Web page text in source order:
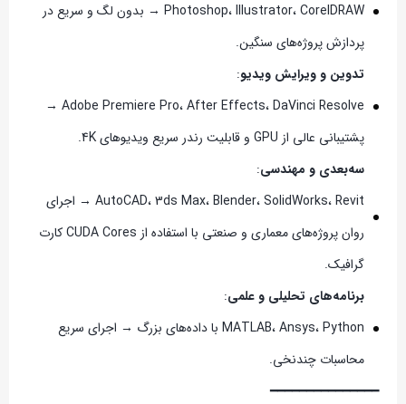
Photoshop، Illustrator، CorelDRAW → بدون لگ و سریع در
پردازش پروژه‌های سنگین.
تدوین و ویرایش ویدیو:
Adobe Premiere Pro، After Effects، DaVinci Resolve →
پشتیبانی عالی از GPU و قابلیت رندر سریع ویدیوهای 4K.
سه‌بعدی و مهندسی:
AutoCAD، 3ds Max، Blender، SolidWorks، Revit → اجرای
روان پروژه‌های معماری و صنعتی با استفاده از CUDA Cores کارت
گرافیک.
برنامه‌های تحلیلی و علمی:
MATLAB، Ansys، Python با داده‌های بزرگ → اجرای سریع
محاسبات چندنخی.
━━━━━━━━━━━━━━━